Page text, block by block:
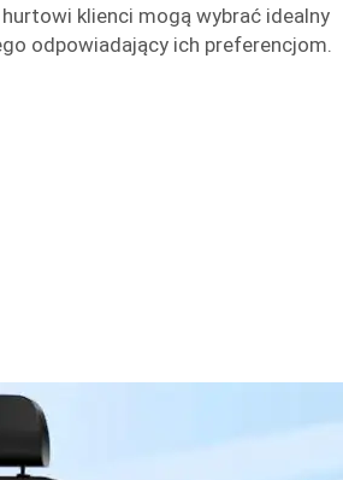
klienci mogą wybrać idealny
odpowiadający ich preferencjom.